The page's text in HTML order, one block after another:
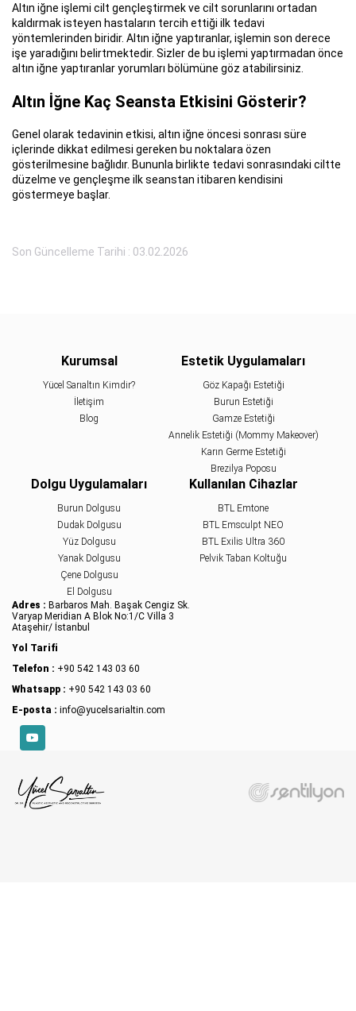
Altın iğne işlemi cilt gençleştirmek ve cilt sorunlarını ortadan
kaldırmak isteyen hastaların tercih ettiği ilk tedavi
yöntemlerinden biridir. Altın iğne yaptıranlar, işlemin son derece
işe yaradığını belirtmektedir. Sizler de bu işlemi yaptırmadan önce
altın iğne yaptıranlar yorumları bölümüne göz atabilirsiniz.
Altın İğne Kaç Seansta Etkisini Gösterir?
Genel olarak tedavinin etkisi, altın iğne öncesi sonrası süre
içlerinde dikkat edilmesi gereken bu noktalara özen
gösterilmesine bağlıdır. Bununla birlikte tedavi sonrasındaki ciltte
düzelme ve gençleşme ilk seanstan itibaren kendisini
göstermeye başlar.
Son Güncelleme Tarihi : 03.02.2026
Kurumsal
Yücel Sarıaltın Kimdir?
İletişim
Blog
Estetik Uygulamaları
Göz Kapağı Estetiği
Burun Estetiği
Gamze Estetiği
Annelik Estetiği (Mommy Makeover)
Karın Germe Estetiği
Brezilya Poposu
Dolgu Uygulamaları
Burun Dolgusu
Dudak Dolgusu
Yüz Dolgusu
Yanak Dolgusu
Çene Dolgusu
El Dolgusu
Kullanılan Cihazlar
BTL Emtone
BTL Emsculpt NEO
BTL Exilis Ultra 360
Pelvik Taban Koltuğu
Adres : Barbaros Mah. Başak Cengiz Sk.
Varyap Meridian A Blok No:1/C Villa 3
Ataşehir/ İstanbul
Yol Tarifi
Telefon : +90 542 143 03 60
Whatsapp : +90 542 143 03 60
E-posta : info@yucelsarialtin.com
YouTube